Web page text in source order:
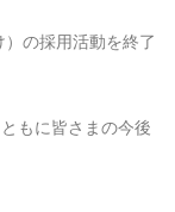
）の採用活動を終了
もに皆さまの今後